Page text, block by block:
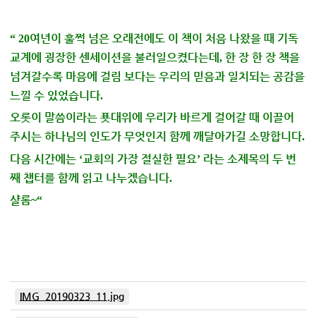
“ 20여년이 훌쩍 넘은 오래전에도 이 책이 처음 나왔을 때 기독
교계에 굉장한 센세이션을 불러일으켰다는데 , 한 장 한 장 책을
넘겨갈수록 마음에 걸림 보다는 우리의 믿음과 일치되는 공감을
느낄 수 있었습니다.
오롯이 말씀이라는 푯대위에 우리가 바르게 걸어갈 때 이끌어
주시는 하나님의 인도가 무엇인지 함께 깨달아가길 소망합니다.
다음 시간에는 ‘교회의 가장 절실한 필요’ 라는 소제목의 두 번
째 챕터를 함께 읽고 나누겠습니다.
샬롬~“
IMG_20190323_11.jpg